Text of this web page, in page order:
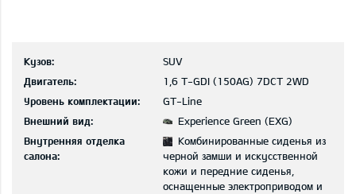
Кузов:
SUV
Двигатель:
1,6 T-GDI (150AG) 7DCT 2WD
Уровень комплектации:
GT-Line
Внешний вид:
Experience Green (EXG)
Внутренняя отделка
салона:
Комбинированные сиденья из
черной замши и искусственной
кожи и передние сиденья,
оснащенные электроприводом и